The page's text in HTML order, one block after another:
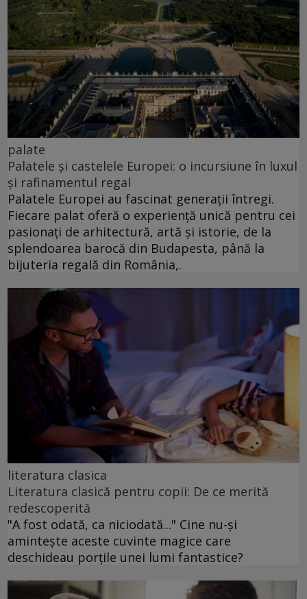
palate
Palatele și castelele Europei: o incursiune în luxul
și rafinamentul regal
Palatele Europei au fascinat generații întregi.
Fiecare palat oferă o experiență unică pentru cei
pasionați de arhitectură, artă și istorie, de la
splendoarea barocă din Budapesta, până la
bijuteria regală din România,.
literatura clasica
Literatura clasică pentru copii: De ce merită
redescoperită
"A fost odată, ca niciodată..." Cine nu-și
amintește aceste cuvinte magice care
deschideau porțile unei lumi fantastice?